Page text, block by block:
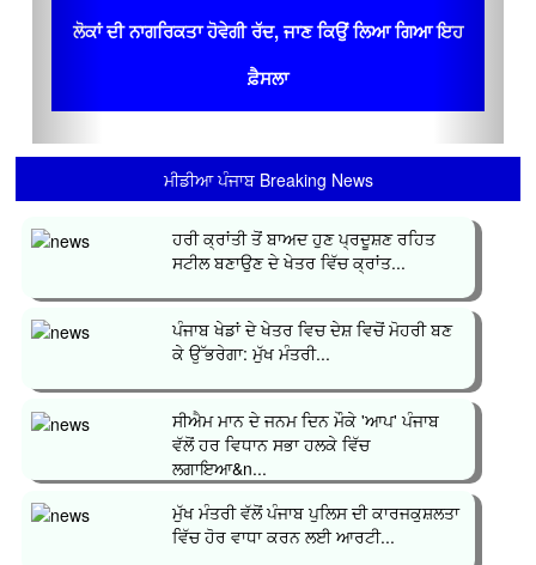
ਲੋਕਾਂ ਦੀ ਨਾਗਰਿਕਤਾ ਹੋਵੇਗੀ ਰੱਦ, ਜਾਣ ਕਿਉਂ ਲਿਆ ਗਿਆ ਇਹ
ਫ਼ੈਸਲਾ
ਮੀਡੀਆ ਪੰਜਾਬ Breaking News
ਹਰੀ ਕ੍ਰਾਂਤੀ ਤੋਂ ਬਾਅਦ ਹੁਣ ਪ੍ਰਦੂਸ਼ਣ ਰਹਿਤ
ਸਟੀਲ ਬਣਾਉਣ ਦੇ ਖੇਤਰ ਵਿੱਚ ਕ੍ਰਾਂਤ...
ਪੰਜਾਬ ਖੇਡਾਂ ਦੇ ਖੇਤਰ ਵਿਚ ਦੇਸ਼ ਵਿਚੋਂ ਮੋਹਰੀ ਬਣ
ਕੇ ਉੱਭਰੇਗਾ: ਮੁੱਖ ਮੰਤਰੀ...
ਸੀਐਮ ਮਾਨ ਦੇ ਜਨਮ ਦਿਨ ਮੌਕੇ 'ਆਪ' ਪੰਜਾਬ
ਵੱਲੋਂ ਹਰ ਵਿਧਾਨ ਸਭਾ ਹਲਕੇ ਵਿੱਚ
ਲਗਾਇਆ&n...
ਮੁੱਖ ਮੰਤਰੀ ਵੱਲੋਂ ਪੰਜਾਬ ਪੁਲਿਸ ਦੀ ਕਾਰਜਕੁਸ਼ਲਤਾ
ਵਿੱਚ ਹੋਰ ਵਾਧਾ ਕਰਨ ਲਈ ਆਰਟੀ...